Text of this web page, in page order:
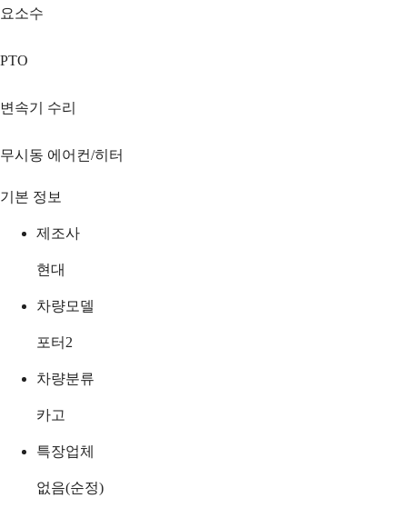
요소수
PTO
변속기 수리
무시동 에어컨/히터
기본 정보
제조사
현대
차량모델
포터2
차량분류
카고
특장업체
없음(순정)